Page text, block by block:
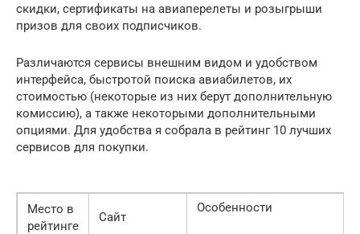
скидки, сертификаты на авиаперелеты и розыгрыши
призов для своих подписчиков.
Различаются сервисы внешним видом и удобством
интерфейса, быстротой поиска авиабилетов, их
стоимостью (некоторые из них берут дополнительную
комиссию), а также некоторыми дополнительными
опциями. Для удобства я собрала в рейтинг 10 лучших
сервисов для покупки.
Место в
рейтинге
Сайт
Особенности